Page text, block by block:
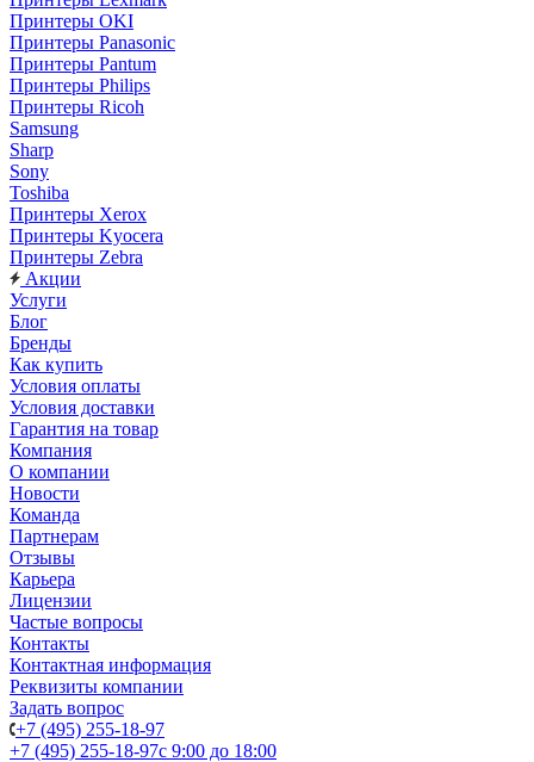
Принтеры OKI
Принтеры Panasonic
Принтеры Pantum
Принтеры Philips
Принтеры Ricoh
Samsung
Sharp
Sony
Toshiba
Принтеры Xerox
Принтеры Kyocera
Принтеры Zebra
Акции
Услуги
Блог
Бренды
Как купить
Условия оплаты
Условия доставки
Гарантия на товар
Компания
О компании
Новости
Команда
Партнерам
Отзывы
Карьера
Лицензии
Частые вопросы
Контакты
Контактная информация
Реквизиты компании
Задать вопрос
+7 (495) 255-18-97
+7 (495) 255-18-97с 9:00 до 18:00